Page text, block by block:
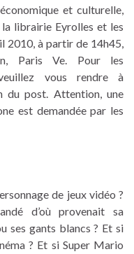
et culturelle,
librairie Eyrolles et les
2010, à partir de 14h45,
Paris Ve. Pour les
vous rendre à
du post. Attention, une
est demandée par les
de jeux vidéo ?
d’où provenait sa
ses gants blancs ? Et si
? Et si Super Mario